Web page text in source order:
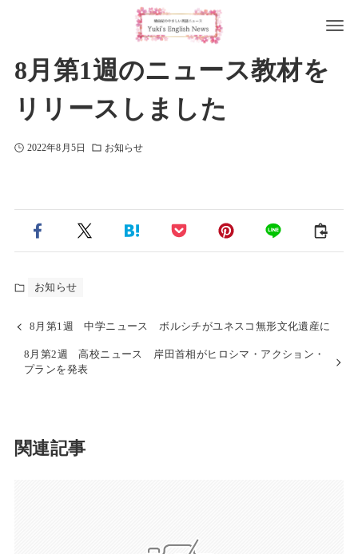
8月第1週のニュース教材を
リリースしました
2022年8月5日 お知らせ
お知らせ
8月第1週 中学ニュース ボルシチがユネスコ無形文化遺産に
8月第2週 高校ニュース 岸田首相がヒロシマ・アクション・
プランを発表
関連記事